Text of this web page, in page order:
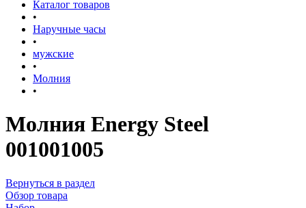
Каталог товаров
•
Наручные часы
•
мужские
•
Молния
•
Молния Energy Steel
001001005
Вернуться в раздел
Обзор товара